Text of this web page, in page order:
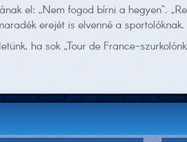
el: „Nem fogod bírni a hegyen”.
erejét is elvenné a sportolóknak.
ha sok „Tour de France-